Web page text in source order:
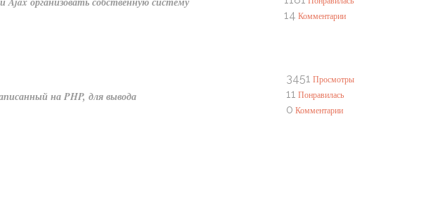
14 Комментарии
на PHP, для вывода
3451 Просмотры
11 Понравилась
0 Комментарии